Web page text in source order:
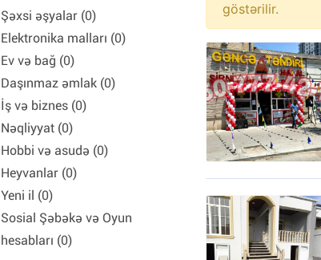
Şəxsi əşyalar (0)
Elektronika malları (0)
Ev və bağ (0)
Daşınmaz əmlak (0)
İş və biznes (0)
Nəqliyyat (0)
Hobbi və asudə (0)
Heyvanlar (0)
Yeni il (0)
Sosial Şəbəkə və Oyun
hesabları (0)
göstərilir.